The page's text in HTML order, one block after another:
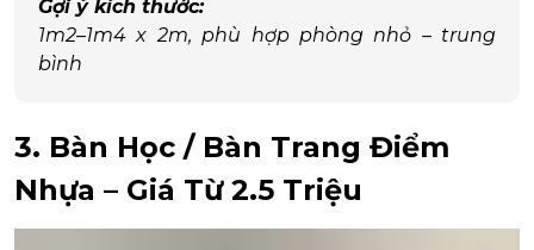
Gợi ý kích thước:
1m2–1m4 x 2m, phù hợp phòng nhỏ – trung
bình
3. Bàn Học / Bàn Trang Điểm
Nhựa – Giá Từ 2.5 Triệu